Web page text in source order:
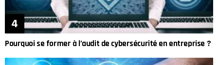
Pourquoi se former à l’audit de cybersécurité en entreprise ?